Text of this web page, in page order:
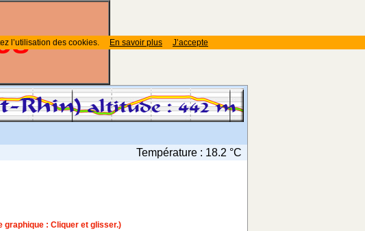
Température : 18.2 °C
graphique : Cliquer et glisser.)
l’utilisation des cookies. En savoir plus J’accepte